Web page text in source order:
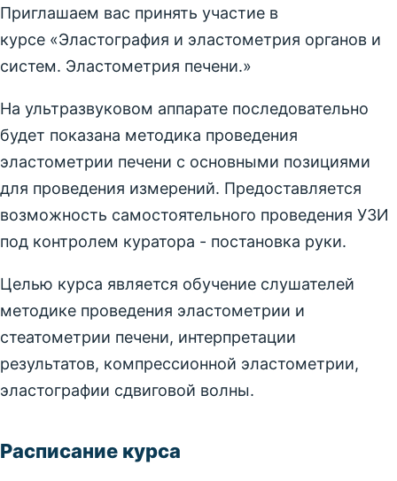
Приглашаем вас принять участие в
курсе «Эластография и эластометрия органов и
систем. Эластометрия печени.»
На ультразвуковом аппарате последовательно
будет показана методика проведения
эластометрии печени с основными позициями
для проведения измерений. Предоставляется
возможность самостоятельного проведения УЗИ
под контролем куратора - постановка руки.
Целью курса является обучение слушателей
методике проведения эластометрии и
стеатометрии печени, интерпретации
результатов, компрессионной эластометрии,
эластографии сдвиговой волны.
Расписание курса